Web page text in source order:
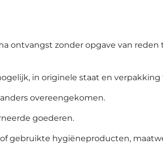
ontvangst zonder opgave van reden
in originele staat en
overeengekomen.
goederen.
gebruikte hygiëneproducten,